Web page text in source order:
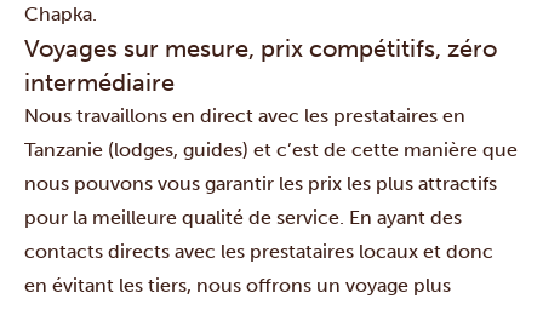
Chapka.
Voyages sur mesure, prix compétitifs, zéro
intermédiaire
Nous travaillons en direct avec les prestataires en
Tanzanie (lodges, guides) et c’est de cette manière que
nous pouvons vous garantir les prix les plus attractifs
pour la meilleure qualité de service. En ayant des
contacts directs avec les prestataires locaux et donc
en évitant les tiers, nous offrons un voyage plus